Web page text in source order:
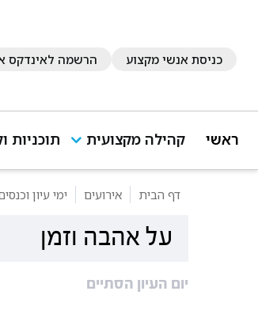
כניסת אנשי מקצוע הרשמה לאינדקס
ראשי קהילה מקצועית תוכניות
דף הבית אירועים ימי עיון
על אהבה וזמן
יום העיון הסתיים